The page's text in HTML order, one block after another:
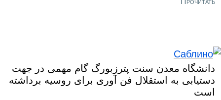
دانشگاه معدن سنت پترزبورگ گام مهمی در جهت
دستیابی به استقلال فن آوری برای روسیه برداشته
است